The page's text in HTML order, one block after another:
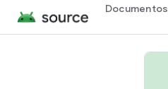
Documentos